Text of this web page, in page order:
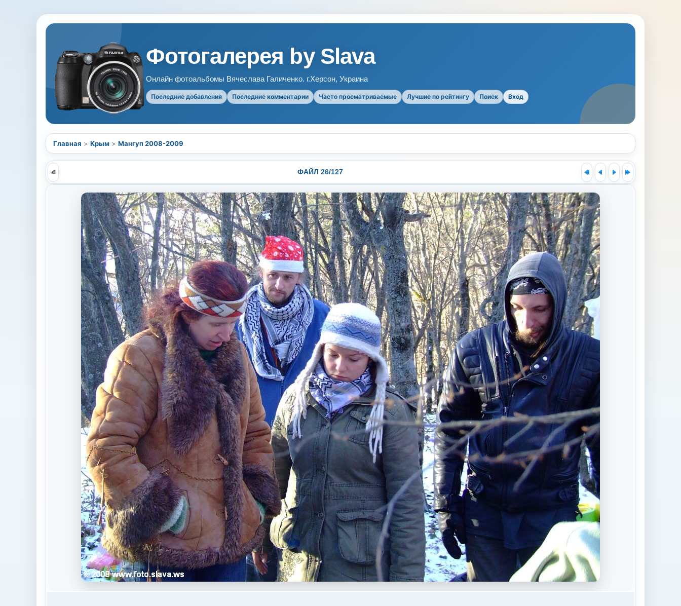
Фотогалерея by Slava
Онлайн фотоальбомы Вячеслава Галиченко. г.Херсон, Украина
Последние добавления Последние комментарии Часто просматриваемые Лучшие по рейтингу Поиск Вход
Главная > Крым > Мангуп 2008-2009
ФАЙЛ 26/127